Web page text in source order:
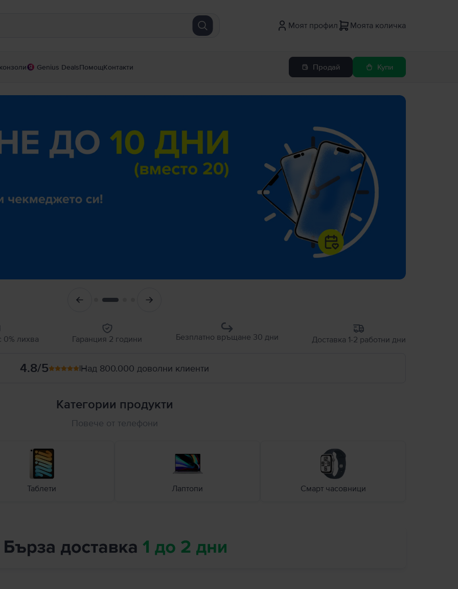
Моят профил Моята количка
Genius DealsПомощКонтакти Продай Купи
лихва Гаранция 2 години Безплатно връщане 30 дни Доставка 1-2 работни дни
4.8/5 |Над 800.000 доволни клиенти
Категории продукти
Повече от телефони
Таблети Лаптопи Смарт часовници